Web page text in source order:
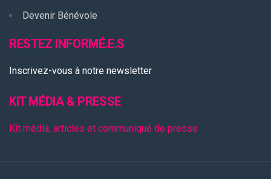
Devenir Bénévole
RESTEZ INFORMÉ.E.S
Inscrivez-vous à notre newsletter
KIT MÉDIA & PRESSE
Kit média, articles et communiqué de presse